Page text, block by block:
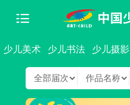
少儿美术 少儿书法 少儿摄影